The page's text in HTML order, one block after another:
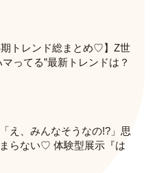
期トレンド総まとめ♡】Z世
ってる”最新トレンドは？
報もチェック♪
え、みんなそうなの!?」思
らない♡ 体験型展示『は
てきたレポ